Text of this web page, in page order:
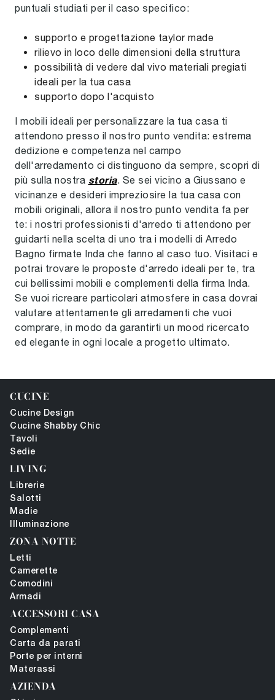
puntuali studiati per il caso specifico:
supporto e progettazione taylor made
rilievo in loco delle dimensioni della struttura
possibilità di vedere dal vivo materiali pregiati
ideali per la tua casa
supporto dopo l'acquisto
I mobili ideali per personalizzare la tua casa ti
attendono presso il nostro punto vendita: estrema
dedizione e competenza nel campo
dell'arredamento ci distinguono da sempre, scopri di
più sulla nostra storia. Se sei vicino a Giussano e
vicinanze e desideri impreziosire la tua casa con
mobili originali, allora il nostro punto vendita fa per
te: i nostri professionisti d'arredo ti attendono per
guidarti nella scelta di uno tra i modelli di Arredo
Bagno firmate Inda che fanno al caso tuo. Visitaci e
potrai trovare le proposte d'arredo ideali per te, tra
cui bellissimi mobili e complementi della firma Inda.
Se vuoi ricreare particolari atmosfere in casa dovrai
valutare attentamente gli arredamenti che vuoi
comprare, in modo da garantirti un mood ricercato
ed elegante in ogni locale a progetto ultimato.
CUCINE
Cucine Design
Cucine Shabby Chic
Tavoli
Sedie
LIVING
Librerie
Salotti
Madie
Illuminazione
ZONA NOTTE
Letti
Camerette
Comodini
Armadi
ACCESSORI CASA
Complementi
Carta da parati
Porte per interni
Materassi
AZIENDA